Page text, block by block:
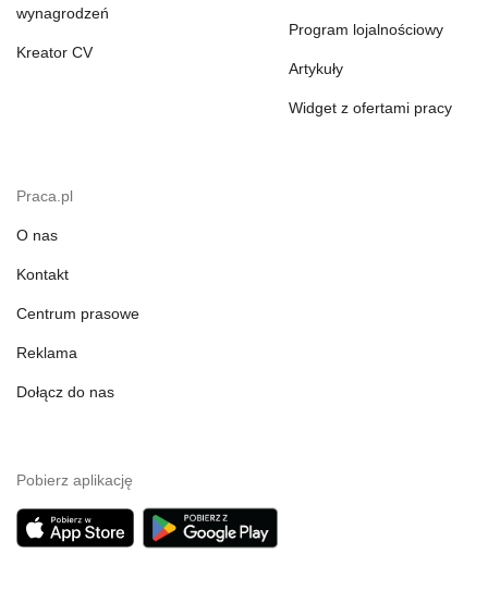
wynagrodzeń
Kreator CV
Program lojalnościowy
Artykuły
Widget z ofertami pracy
Praca.pl
O nas
Kontakt
Centrum prasowe
Reklama
Dołącz do nas
Pobierz aplikację